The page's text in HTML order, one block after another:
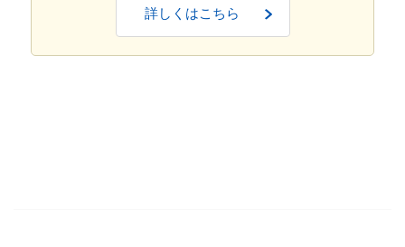
詳しくはこちら